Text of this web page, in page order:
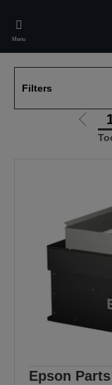
main
content
Menu
Filters
Ga
naar
Epson